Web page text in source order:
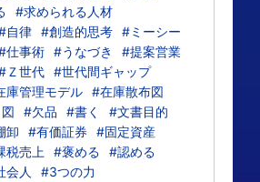
#求められる人材
自律 #創造的思考 #ミーシー
仕事術 #うなづき
#提案営業
Ｚ世代 #世代間ギャップ
庫管理モデル #在庫散布図
#欠品 #書く
#文書目的
卸 #有価証券
#固定資産
税売上 #褒める
#認める
会人
#3つの力